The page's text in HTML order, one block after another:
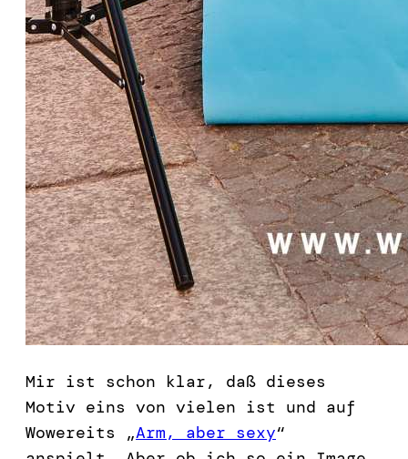
Mir ist schon klar, daß dieses
Motiv eins von vielen ist und auf
Wowereits „Arm, aber sexy“